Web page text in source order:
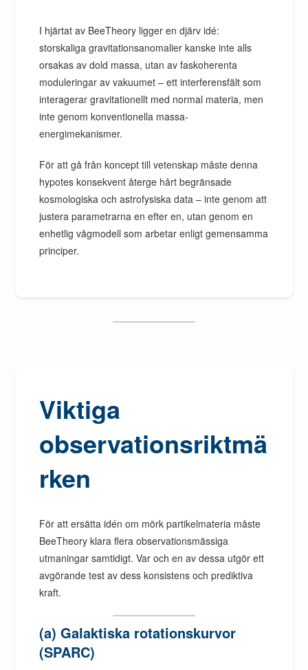
I hjärtat av BeeTheory ligger en djärv idé:
storskaliga gravitationsanomalier kanske inte alls
orsakas av dold massa, utan av faskoherenta
moduleringar av vakuumet – ett interferensfält som
interagerar gravitationellt med normal materia, men
inte genom konventionella massa-
energimekanismer.
För att gå från koncept till vetenskap måste denna
hypotes konsekvent återge hårt begränsade
kosmologiska och astrofysiska data – inte genom att
justera parametrarna en efter en, utan genom en
enhetlig vågmodell som arbetar enligt gemensamma
principer.
Viktiga
observationsriktmä
rken
För att ersätta idén om mörk partikelmateria måste
BeeTheory klara flera observationsmässiga
utmaningar samtidigt. Var och en av dessa utgör ett
avgörande test av dess konsistens och prediktiva
kraft.
(a) Galaktiska rotationskurvor
(SPARC)